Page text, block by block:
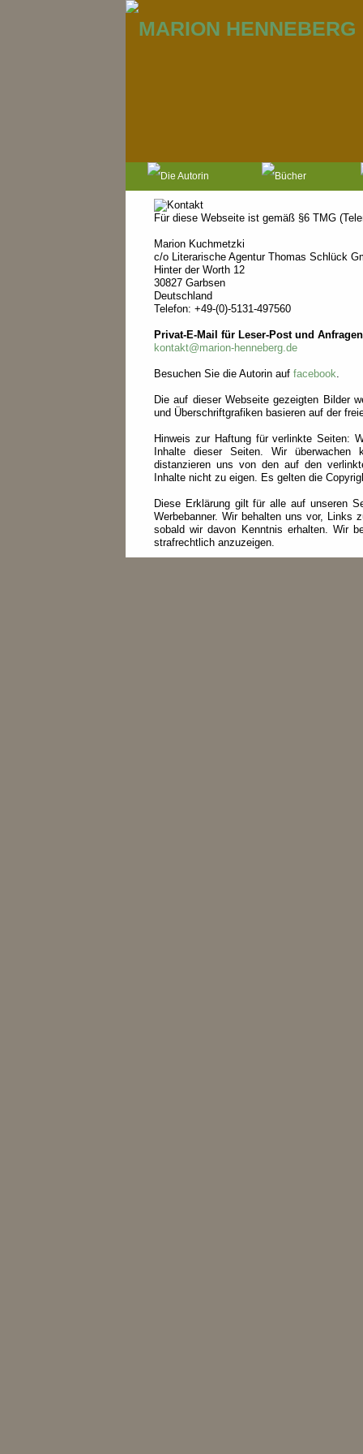
Für diese Webseite ist gemäß §6 TMG
Marion Kuchmetzki
c/o Literarische Agentur Thomas Schlück
Hinter der Worth 12
30827 Garbsen
Deutschland
Telefon: +49-(0)-5131-497560
Privat-E-Mail für Leser-Post und
kontakt@marion-henneberg.de
Besuchen Sie die Autorin auf facebook.
Die auf dieser Webseite gezeigten Bilder
und Überschriftgrafiken basieren auf der
Hinweis zur Haftung für verlinkte Seiten:
Inhalte dieser Seiten. Wir
distanzieren uns von den auf den
Inhalte nicht zu eigen. Es gelten die
Diese Erklärung gilt für alle auf unseren
Werbebanner. Wir behalten uns vor, Links
sobald wir davon Kenntnis erhalten. Wir
strafrechtlich anzuzeigen.